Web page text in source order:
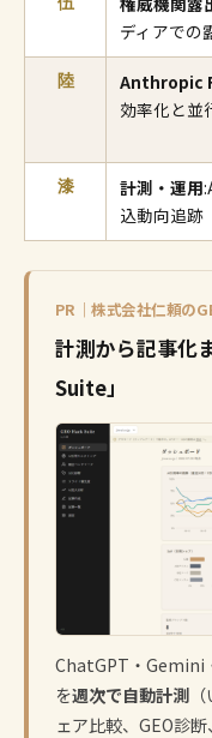
伍
ディアでの
陸 Anthropic
効率化と並
漆 計測・運用
込動向追跡
PR｜株式会社仁頼の
計測から記事化
Suite」
ChatGPT・Gemini
を週次で自動計測
ェア比較、GEO診断、